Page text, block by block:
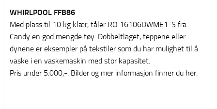
WHIRLPOOL FFB86
Med plass til 10 kg klær, tåler RO 16106DWME1-S fra
Candy en god mengde tøy. Dobbeltlaget, teppene eller
dynene er eksempler på tekstiler som du har mulighet til å
vaske i en vaskemaskin med stor kapasitet.
Pris under 5.000,-. Bilder og mer informasjon finner du her.